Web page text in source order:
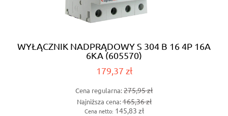
WYŁĄCZNIK NADPRĄDOWY S 304 B 16 4P 16A
6KA (605570)
179,37 zł
Cena regularna:275,95 zł
Najniższa cena:165,36 zł
Cena netto: 145,83 zł